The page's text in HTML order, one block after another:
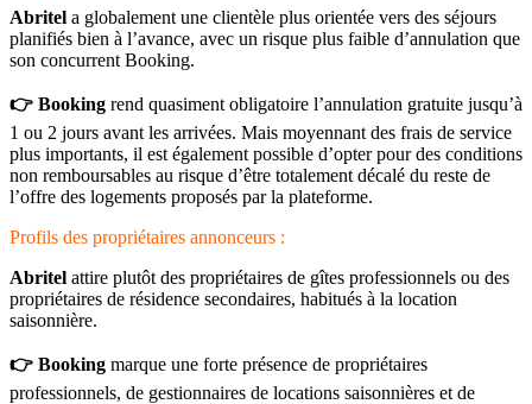
Abritel a globalement une clientèle plus orientée vers des séjours
planifiés bien à l’avance, avec un risque plus faible d’annulation que
son concurrent Booking.
👉 Booking rend quasiment obligatoire l’annulation gratuite jusqu’à
1 ou 2 jours avant les arrivées. Mais moyennant des frais de service
plus importants, il est également possible d’opter pour des conditions
non remboursables au risque d’être totalement décalé du reste de
l’offre des logements proposés par la plateforme.
Profils des propriétaires annonceurs :
Abritel attire plutôt des propriétaires de gîtes professionnels ou des
propriétaires de résidence secondaires, habitués à la location
saisonnière.
👉 Booking marque une forte présence de propriétaires
professionnels, de gestionnaires de locations saisonnières et de